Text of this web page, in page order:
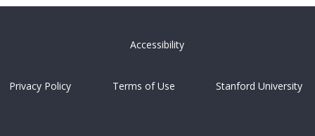
Accessibility
Privacy Policy Terms of Use Stanford University